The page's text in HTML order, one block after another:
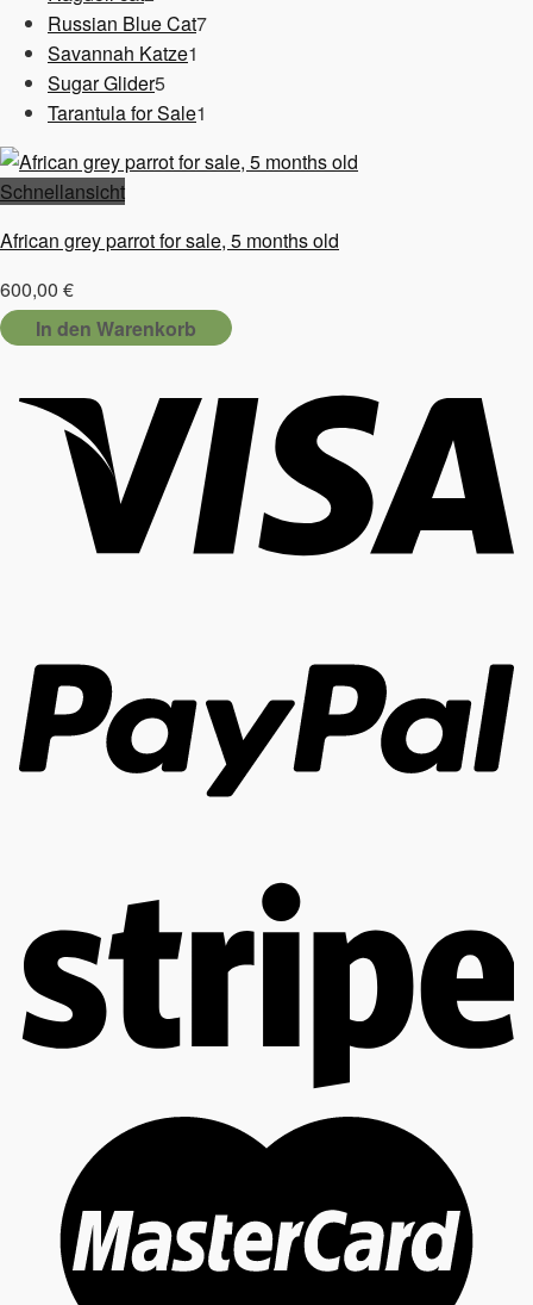
Produkte
Russian Blue Cat77
Savannah Katze1
Sugar Glider55
Produkte
Tarantula for Sale1
Schnellansicht
African grey parrot for sale, 5 months old
600,00 €
In den Warenkorb